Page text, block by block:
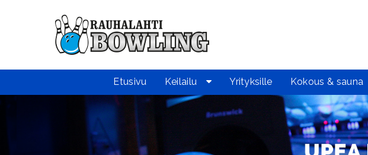
Etusivu Keilailu Yrityksille Kokous & sauna